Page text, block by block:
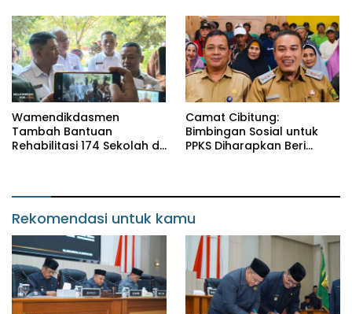
Wamendikdasmen
Tambah Bantuan
Rehabilitasi 174 Sekolah di
Camat Cibitung:
Bimbingan Sosial untuk
PPKS Diharapkan Beri
Rekomendasi untuk kamu